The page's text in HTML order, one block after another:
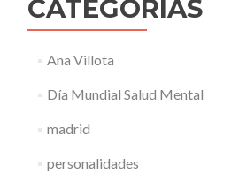
CATEGORÍAS
Ana Villota
Día Mundial Salud Mental
madrid
personalidades